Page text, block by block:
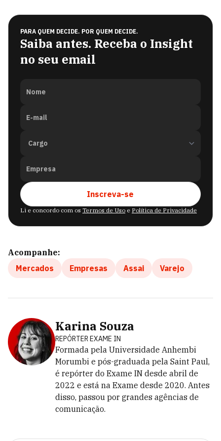
PARA QUEM DECIDE. POR QUEM DECIDE.
Saiba antes. Receba o Insight
no seu email
Nome
E-mail
Empresa
Inscreva-se
Li e concordo com os Termos de Uso e Política de Privacidade
Acompanhe:
Mercados
Empresas Assai Varejo
Karina Souza
REPÓRTER EXAME IN
Formada pela Universidade Anhembi
Morumbi e pós-graduada pela Saint Paul,
é repórter do Exame IN desde abril de
2022 e está na Exame desde 2020. Antes
disso, passou por grandes agências de
comunicação.